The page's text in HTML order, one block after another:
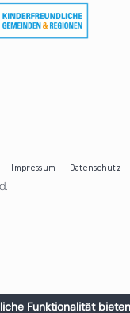
Impressum
Datenschutz
Funktionalität